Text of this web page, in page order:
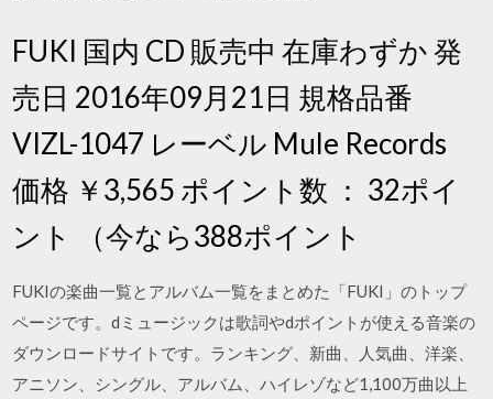
FUKI 国内 CD 販売中 在庫わずか 発
売日 2016年09月21日 規格品番
VIZL-1047 レーベル Mule Records
価格 ￥3,565 ポイント数 ： 32ポイ
ント （今なら388ポイント
FUKIの楽曲一覧とアルバム一覧をまとめた「FUKI」のトップ
ページです。dミュージックは歌詞やdポイントが使える音楽の
ダウンロードサイトです。ランキング、新曲、人気曲、洋楽、
アニソン、シングル、アルバム、ハイレゾなど1,100万曲以上